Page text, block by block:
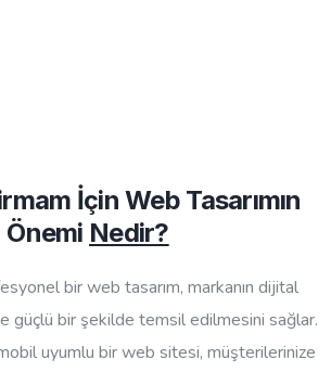
İçin Web Tasarımın
Önemi Nedir?
bir web tasarım, markanın dijital
güçlü bir şekilde temsil edilmesini sağlar.
uyumlu bir web sitesi, müşterilerinize